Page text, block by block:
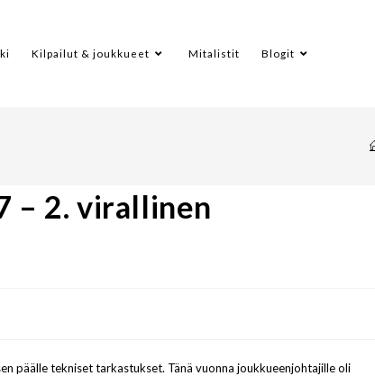
Kilpailut & joukkueet Mitalistit Blogit
– 2. virallinen
päälle tekniset tarkastukset. Tänä vuonna joukkueenjohtajille oli